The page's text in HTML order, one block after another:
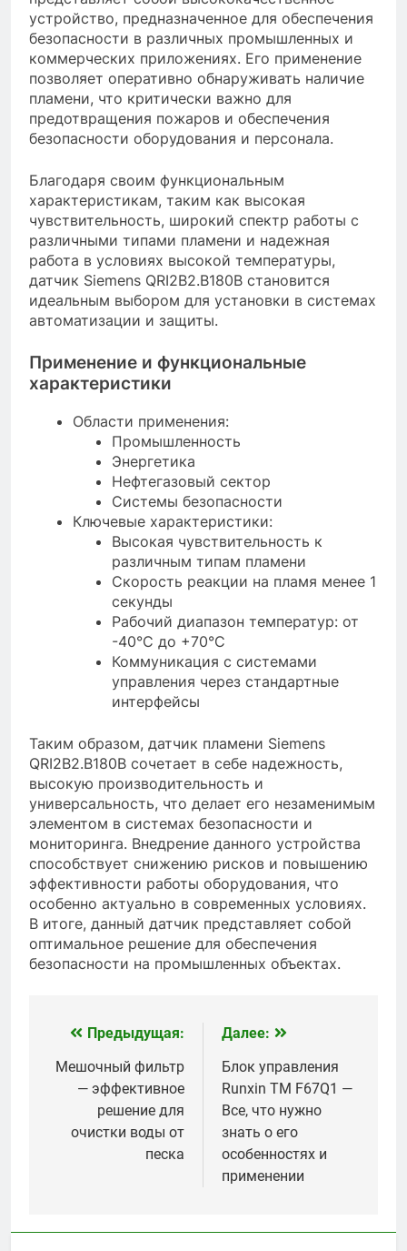
устройство, предназначенное для обеспечения
безопасности в различных промышленных и
коммерческих приложениях. Его применение
позволяет оперативно обнаруживать наличие
пламени, что критически важно для
предотвращения пожаров и обеспечения
безопасности оборудования и персонала.
Благодаря своим функциональным
характеристикам, таким как высокая
чувствительность, широкий спектр работы с
различными типами пламени и надежная
работа в условиях высокой температуры,
датчик Siemens QRI2B2.B180B становится
идеальным выбором для установки в системах
автоматизации и защиты.
Применение и функциональные
характеристики
Области применения:
Промышленность
Энергетика
Нефтегазовый сектор
Системы безопасности
Ключевые характеристики:
Высокая чувствительность к
различным типам пламени
Скорость реакции на пламя менее 1
секунды
Рабочий диапазон температур: от
-40°C до +70°C
Коммуникация с системами
управления через стандартные
интерфейсы
Таким образом, датчик пламени Siemens
QRI2B2.B180B сочетает в себе надежность,
высокую производительность и
универсальность, что делает его незаменимым
элементом в системах безопасности и
мониторинга. Внедрение данного устройства
способствует снижению рисков и повышению
эффективности работы оборудования, что
особенно актуально в современных условиях.
В итоге, данный датчик представляет собой
оптимальное решение для обеспечения
безопасности на промышленных объектах.
Навигация
по
записям
Предыдущая:
Мешочный фильтр
— эффективное
решение для
очистки воды от
песка
Далее:
Блок управления
Runxin TM F67Q1 —
Все, что нужно
знать о его
особенностях и
применении